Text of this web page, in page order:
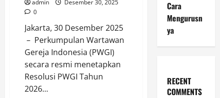
admin
Desember 30, 2025
0
Jakarta, 30 Desember 2025
– Perkumpulan Wartawan
Gereja Indonesia (PWGI)
secara resmi menetapkan
Resolusi PWGI Tahun
2026...
Cara
Mengurusn
ya
RECENT
COMMENTS